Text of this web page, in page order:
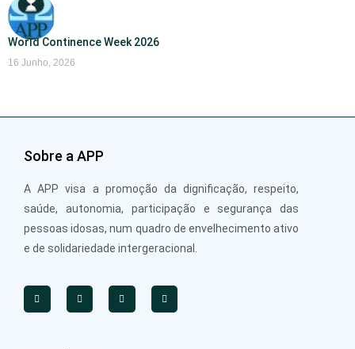
World Continence Week 2026
16 Junho, 2026
Sobre a APP
A APP visa a promoção da dignificação, respeito,
saúde, autonomia, participação e segurança das
pessoas idosas, num quadro de envelhecimento ativo
e de solidariedade intergeracional.